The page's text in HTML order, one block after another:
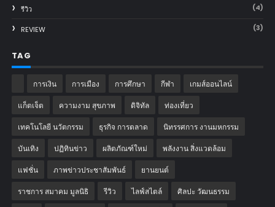
รีวิว (4)
REVIEW (3)
TAG
การเงิน การเมือง การศึกษา กีฬา เกมส์ออนไลน์
แก็ตเจ็ต ความงาม สุขภาพ ดิจิทัล ท่องเที่ยว
เทคโนโลยี นวัตกรรม ธุรกิจ การตลาด นิทรรศการ งานมหกรรม
บันเทิง ปฏิทินข่าว ผลิตภัณฑ์ใหม่ พลังงาน สิ่งแวดล้อม
แฟชั่น ภาพข่าวประชาสัมพันธ์ ‎ยานยนต์‎
ราชการ สมาคม มูลนิธิ รีวิว ไลฟ์สไตล์ ศิลปะ วัฒนธรรม